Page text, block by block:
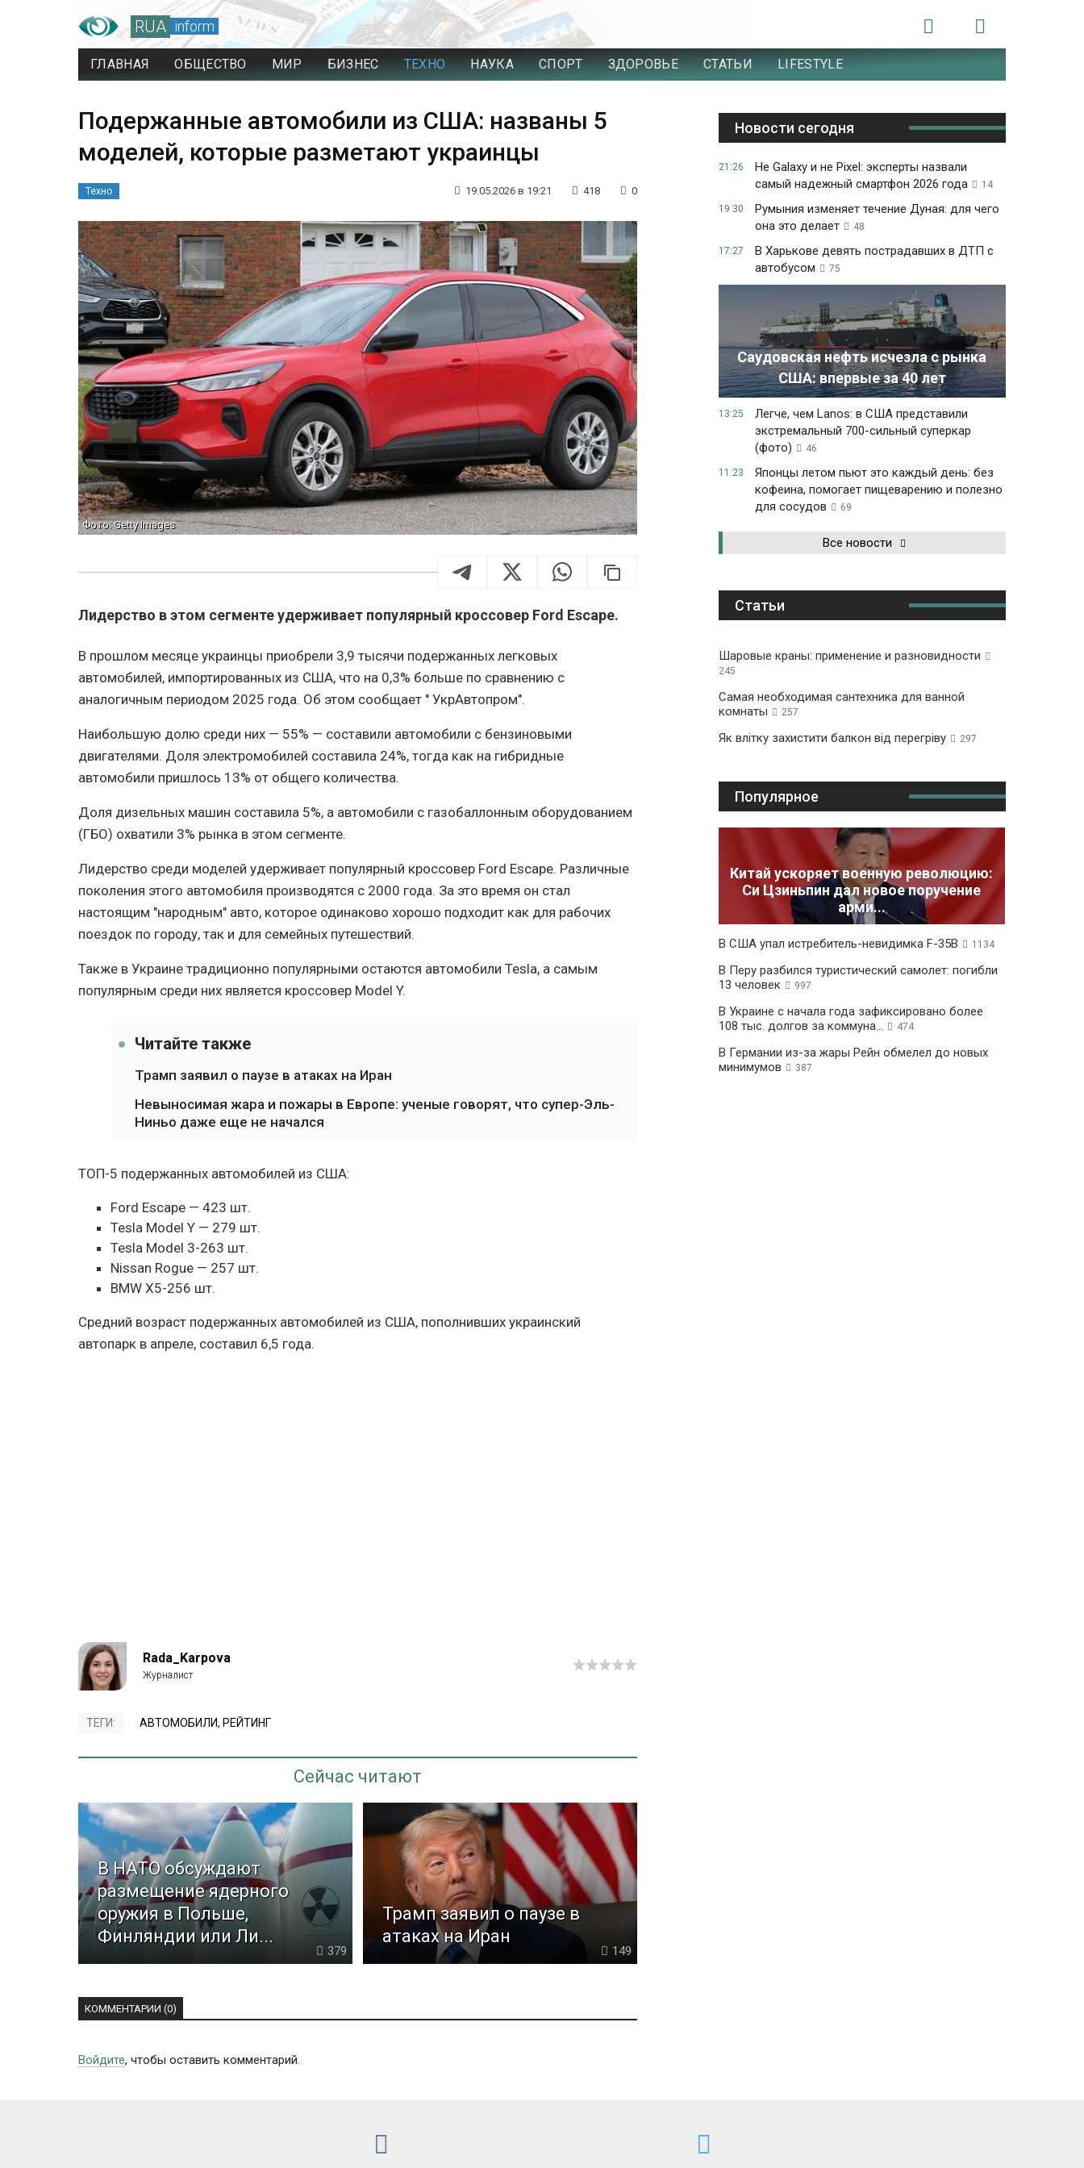
RUA inform
ГЛАВНАЯ ОБЩЕСТВО МИР БИЗНЕС ТЕХНО НАУКА СПОРТ ЗДОРОВЬЕ СТАТЬИ LIFESTYLE
Подержанные автомобили из США: названы 5
моделей, которые разметают украинцы
Техно 19.05.2026 в 19:21 418 0
Фото: Getty Images
Лидерство в этом сегменте удерживает популярный кроссовер Ford Escape.
В прошлом месяце украинцы приобрели 3,9 тысячи подержанных легковых
автомобилей, импортированных из США, что на 0,3% больше по сравнению с
аналогичным периодом 2025 года. Об этом сообщает " УкрАвтопром".
Наибольшую долю среди них — 55% — составили автомобили с бензиновыми
двигателями. Доля электромобилей составила 24%, тогда как на гибридные
автомобили пришлось 13% от общего количества.
Доля дизельных машин составила 5%, а автомобили с газобаллонным оборудованием
(ГБО) охватили 3% рынка в этом сегменте.
Лидерство среди моделей удерживает популярный кроссовер Ford Escape. Различные
поколения этого автомобиля производятся с 2000 года. За это время он стал
настоящим "народным" авто, которое одинаково хорошо подходит как для рабочих
поездок по городу, так и для семейных путешествий.
Также в Украине традиционно популярными остаются автомобили Tesla, а самым
популярным среди них является кроссовер Model Y.
Читайте также
Трамп заявил о паузе в атаках на Иран
Невыносимая жара и пожары в Европе: ученые говорят, что супер-Эль-
Ниньо даже еще не начался
ТОП-5 подержанных автомобилей из США:
Ford Escape — 423 шт.
Tesla Model Y — 279 шт.
Tesla Model 3-263 шт.
Nissan Rogue — 257 шт.
BMW X5-256 шт.
Средний возраст подержанных автомобилей из США, пополнивших украинский
автопарк в апреле, составил 6,5 года.
Rada_Karpova
ТЕГИ: АВТОМОБИЛИ, РЕЙТИНГ
Сейчас читают
В НАТО обсуждают
размещение ядерного
оружия в Польше,
Финляндии или Ли...
379
Трамп заявил о паузе в
атаках на Иран
149
КОММЕНТАРИИ (0)
Войдите, чтобы оставить комментарий.
Новости сегодня
21:26
Не Galaxy и не Pixel: эксперты назвали
самый надежный смартфон 2026 года
14
19:30
Румыния изменяет течение Дуная: для чего
она это делает
48
17:27
В Харькове девять пострадавших в ДТП с
автобусом
75
Саудовская нефть исчезла с рынка
США: впервые за 40 лет
13:25
Легче, чем Lanos: в США представили
экстремальный 700-сильный суперкар
(фото)
46
11:23
Японцы летом пьют это каждый день: без
кофеина, помогает пищеварению и полезно
для сосудов
69
Все новости
Статьи
Шаровые краны: применение и разновидности
245
Самая необходимая сантехника для ванной
комнаты
257
Як влітку захистити балкон від перегріву 297
Популярное
Китай ускоряет военную революцию:
Си Цзиньпин дал новое поручение
арми...
В США упал истребитель-невидимка F-35B 1134
В Перу разбился туристический самолет: погибли
13 человек
997
В Украине с начала года зафиксировано более
108 тыс. долгов за коммуна...
474
В Германии из-за жары Рейн обмелел до новых
минимумов
387